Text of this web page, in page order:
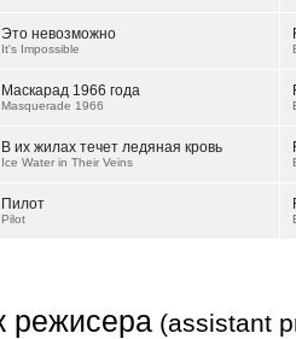
Это невозможно
It's Impossible
Маскарад 1966 года
Masquerade 1966
В их жилах течет ледяная кровь
Ice Water in Their Veins
Пилот
Pilot
режисера (assistant